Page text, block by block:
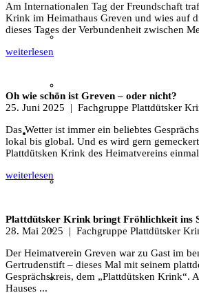
Sachsenhof
Sachsenhof
Aktuelles vom Sachsenhof
Besichtigung & Führungen
Am Internationalen Tag der Freundschaft
Krink im Heimathaus Greven und wies auf
dieses Tages der Verbundenheit zwischen
weiterlesen
Oh wie schön ist Greven – oder nicht?
25. Juni 2025 | Fachgruppe Plattdütsker
Das Wetter ist immer ein beliebtes
lokal bis global. Und es wird gern
Plattdütsken Krink des Heimatvereins
weiterlesen
Plattdütsker Krink bringt Fröhlichkeit ins
28. Mai 2025 | Fachgruppe Plattdütsker
Der Heimatverein Greven war zu Gast im
Gertrudenstift – dieses Mal mit seinem
Gesprächskreis, dem „Plattdütsken Krink“.
Hauses ...